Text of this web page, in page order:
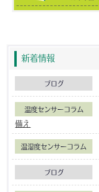
新着情報
ブログ
温度センサーコラム
備え
温湿度センサーコラム
ブログ